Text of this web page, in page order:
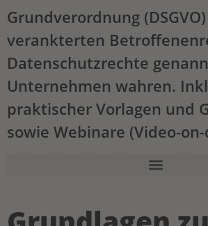
Grundverordnung (DSGVO)
verankterten
Datenschutzrechte
Unternehmen wahren.
praktischer Vorlagen und
sowie Webinare (Video-